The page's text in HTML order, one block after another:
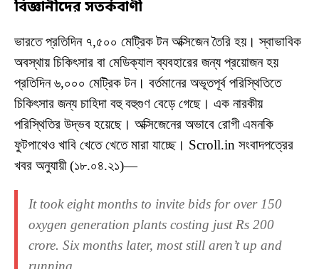
বিজ্ঞানীদের সতর্কবাণী
ভারতে প্রতিদিন ৭,৫০০ মেট্রিক টন অক্সিজেন তৈরি হয়। স্বাভাবিক
অবস্থায় চিকিৎসার বা মেডিক্যাল ব্যবহারের জন্য প্রয়োজন হয়
প্রতিদিন ৬,০০০ মেট্রিক টন। বর্তমানের অভূতপূর্ব পরিস্থিতিতে
চিকিৎসার জন্য চাহিদা বহু বহুগুণ বেড়ে গেছে। এক নারকীয়
পরিস্থিতির উদ্ভব হয়েছে। অক্সিজেনের অভাবে রোগী এমনকি
ফুটপাথেও খাবি খেতে খেতে মারা যাচ্ছে। Scroll.in সংবাদপত্রের
খবর অনুযায়ী (১৮.০৪.২১)—
It took eight months to invite bids for over 150
oxygen generation plants costing just Rs 200
crore. Six months later, most still aren’t up and